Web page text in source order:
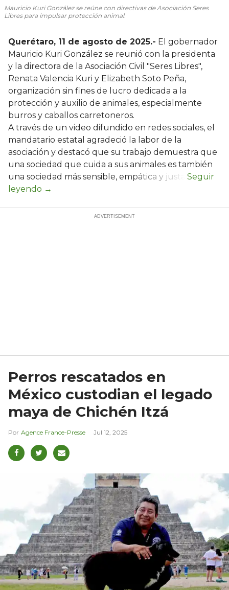
Mauricio Kuri González se reúne con directivas de Asociación Seres
Libres para impulsar protección animal.
Querétaro, 11 de agosto de 2025.- El gobernador
Mauricio Kuri González se reunió con la presidenta
y la directora de la Asociación Civil "Seres Libres",
Renata Valencia Kuri y Elizabeth Soto Peña,
organización sin fines de lucro dedicada a la
protección y auxilio de animales, especialmente
burros y caballos carretoneros.
A través de un video difundido en redes sociales, el
mandatario estatal agradeció la labor de la
asociación y destacó que su trabajo demuestra que
una sociedad que cuida a sus animales es también
una sociedad más sensible, empática y justa.
Perros rescatados en
México custodian el legado
maya de Chichén Itzá
Agence France-Presse Jul 12, 2025